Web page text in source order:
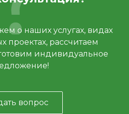
о наших услугах, видах
проектах, рассчитаем
индивидуальное
вопрос